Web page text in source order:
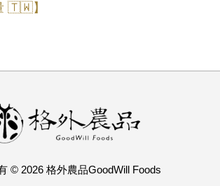
🇹🇼】
© 2026 格外農品GoodWill Foods